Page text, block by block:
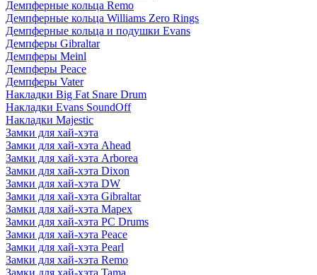
Демпферные кольца Remo
Демпферные кольца Williams Zero Rings
Демпферные кольца и подушки Evans
Демпферы Gibraltar
Демпферы Meinl
Демпферы Peace
Демпферы Vater
Накладки Big Fat Snare Drum
Накладки Evans SoundOff
Накладки Majestic
Замки для хай-хэта
Замки для хай-хэта Ahead
Замки для хай-хэта Arborea
Замки для хай-хэта Dixon
Замки для хай-хэта DW
Замки для хай-хэта Gibraltar
Замки для хай-хэта Mapex
Замки для хай-хэта PC Drums
Замки для хай-хэта Peace
Замки для хай-хэта Pearl
Замки для хай-хэта Remo
Замки для хай-хэта Tama